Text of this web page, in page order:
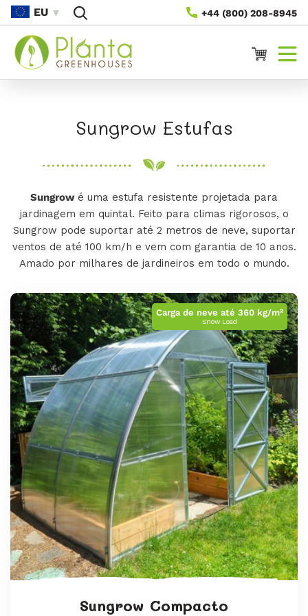
Para O
Conteúdo
+44 (800) 208-8945
EU
Carrinho
C
e
ç
ã
o
:
Sungrow Estufas
Sungrow é uma estufa resistente projetada para
jardinagem em quintal. Feito para climas rigorosos, o
Sungrow pode suportar até 2 metros de neve, suportar
ventos de até 100 km/h e vem com garantia de 10 anos.
Amado por milhares de jardineiros em todo o mundo.
Carga de neve até 360 kg/m²
Snow Load
Sungrow Compacto